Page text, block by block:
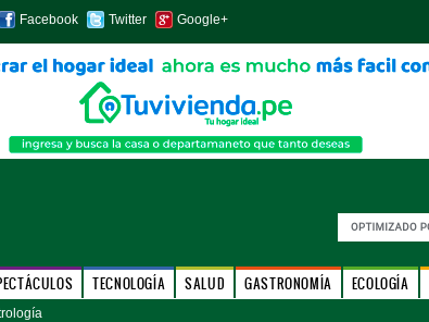
Facebook Twitter Google+
TECNOLOGÍA SALUD GASTRONOMÍA ECOLOGÍA